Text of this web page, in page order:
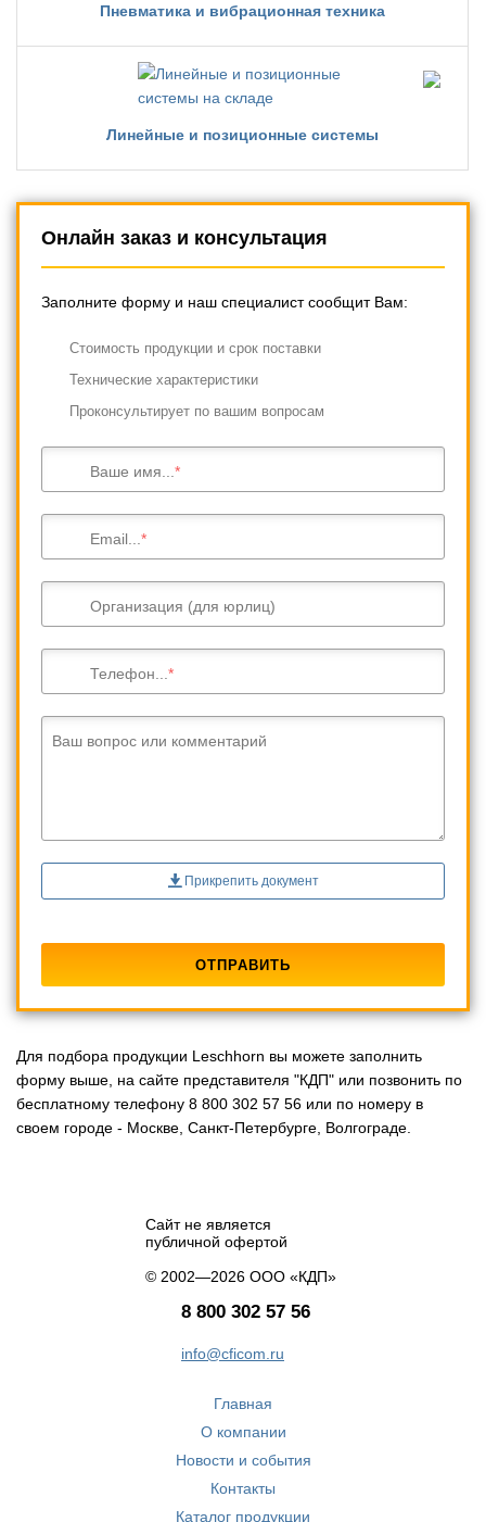
Пневматика и вибрационная техника
Линейные и позиционные системы
Онлайн заказ и консультация
Заполните форму и наш специалист сообщит Вам:
Cтоимость продукции и срок поставки
Технические характеристики
Проконсультирует по вашим вопросам
Ваше имя...
Email...
Организация (для юрлиц)
Телефон...
Ваш вопрос или комментарий
Прикрепить документ
Для подбора продукции Leschhorn вы можете заполнить
форму выше, на сайте представителя "КДП" или позвонить по
бесплатному телефону 8 800 302 57 56 или по номеру в
своем городе - Москве, Санкт-Петербурге, Волгограде.
Сайт не является
публичной офертой
© 2002—2026 ООО «КДП»
8 800 302 57 56
info@cficom.ru
Главная
О компании
Новости и события
Контакты
Каталог продукции